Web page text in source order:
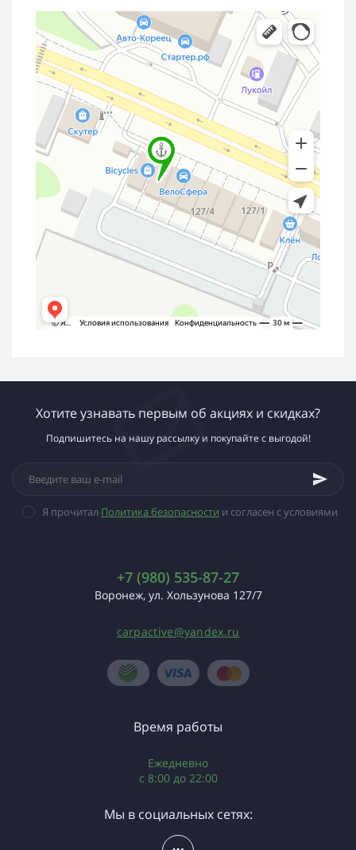
Хотите узнавать первым об акциях и скидках?
Подпишитесь на нашу рассылку и покупайте с выгодой!
Я прочитал Политика безопасности и согласен с условиями
+7 (980) 535-87-27
Воронеж, ул. Хользунова 127/7
carpactive@yandex.ru
Время работы
Ежедневно
c 8:00 до 22:00
Мы в социальных сетях: